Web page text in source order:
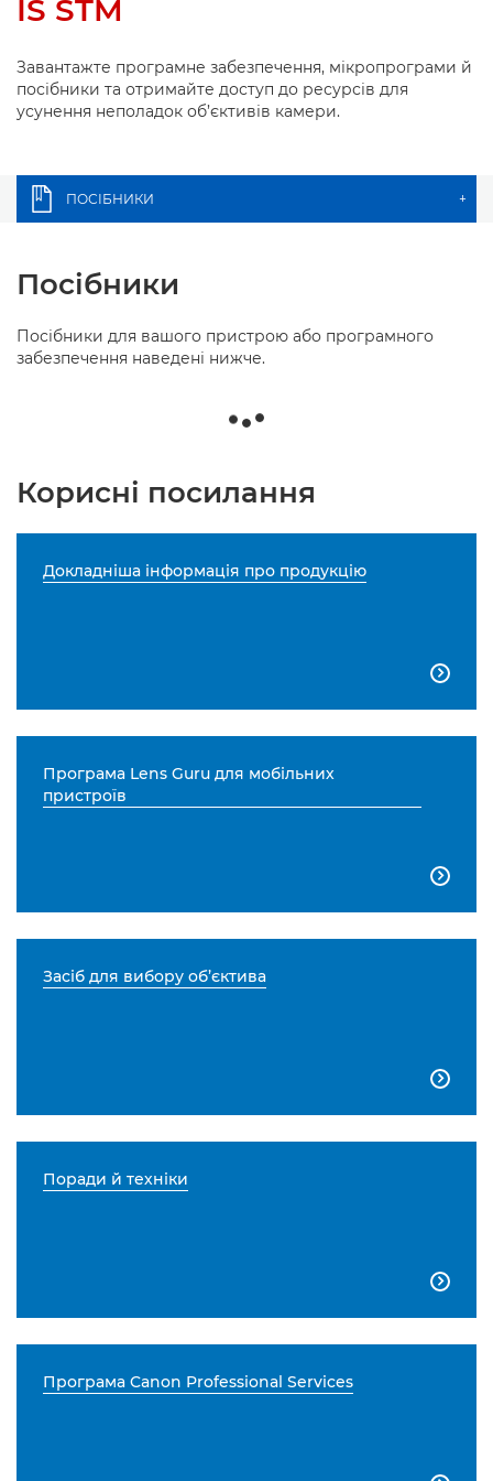
IS STM
Завантажте програмне забезпечення, мікропрограми й
посібники та отримайте доступ до ресурсів для
усунення неполадок об’єктивів камери.
ПОСІБНИКИ +
Посібники
Посібники для вашого пристрою або програмного
забезпечення наведені нижче.
Корисні посилання
Докладніша інформація про продукцію

Програма Lens Guru для мобільних
пристроїв

Засіб для вибору об’єктива

Поради й техніки

Програма Canon Professional Services